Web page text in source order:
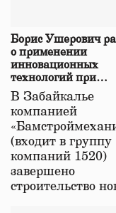
Борис Ушерович
о применении
инновационных
технологий при
строительстве
в Забайкалье
В Забайкалье
компанией
(входит в группу
компаний 1520)
завершено
строительство